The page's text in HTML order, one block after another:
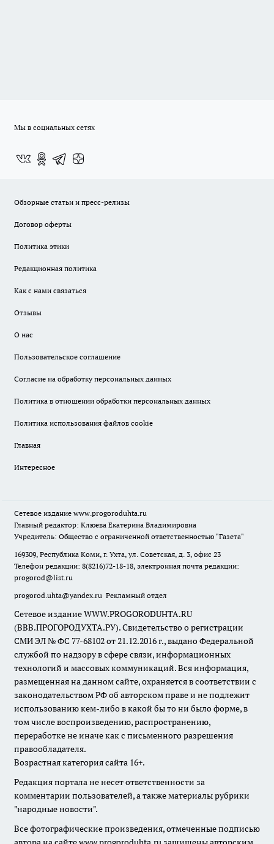
Мы в социальных сетях
Обзорные статьи и пресс-релизы
Договор оферты
Политика этики
Редакционная политика
Как с нами связаться
Отзывы
О нас
Пользовательское соглашение
Согласие на обработку персональных данных
Политика в отношении обработки персональных данных
Политика использования файлов cookie
Главная
Интересное
Сетевое издание www.progoroduhta.ru
Главный редактор: Клюева Екатерина Владимировна
Учредитель: Общество с ограниченной ответственностью "Газета"
169309, Республика Коми, г. Ухта, ул. Советская, д. 3, офис 23
Телефон редакции: 8(8216)72-18-18, электронная почта редакции:
progorod@list.ru
progorod.uhta@yandex.ru Рекламный отдел
Сетевое издание WWW.PROGORODUHTA.RU
(ВВВ.ПРОГОРОДУХТА.РУ). Свидетельство о регистрации
СМИ ЭЛ № ФС 77-68102 от 21.12.2016 г., выдано Федеральной
службой по надзору в сфере связи, информационных
технологий и массовых коммуникаций. Вся информация,
размещенная на данном сайте, охраняется в соответствии с
законодательством РФ об авторском праве и не подлежит
использованию кем-либо в какой бы то ни было форме, в
том числе воспроизведению, распространению,
переработке не иначе как с письменного разрешения
правообладателя.
Возрастная категория сайта 16+.
Редакция портала не несет ответственности за
комментарии пользователей, а также материалы рубрики
"народные новости".
Все фотографические произведения, отмеченные подписью